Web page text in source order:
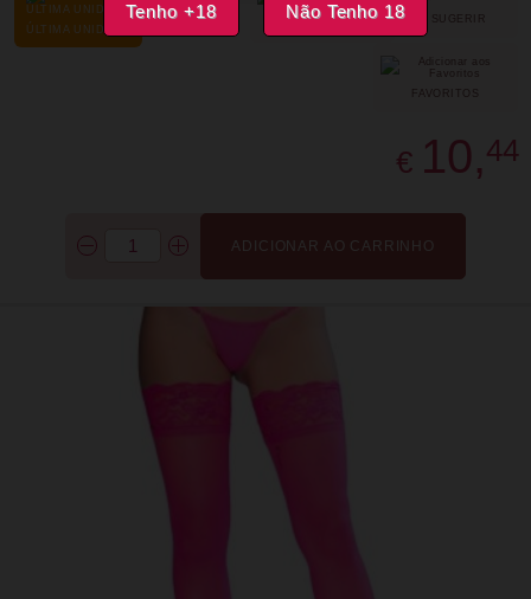
Tenho +18 Não Tenho 18
ÚLTIMA UNIDADE
SUGERIR
FAVORITOS
€ 10,44
ADICIONAR AO CARRINHO